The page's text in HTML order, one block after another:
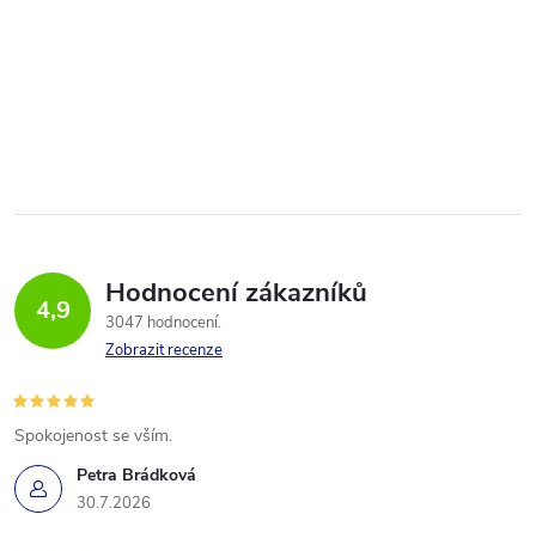
4,9 Hodnocení zákazníků
3047 hodnocení
Zobrazit recenze
Petra Brádková
30.7.2026
Spokojenost se vším.